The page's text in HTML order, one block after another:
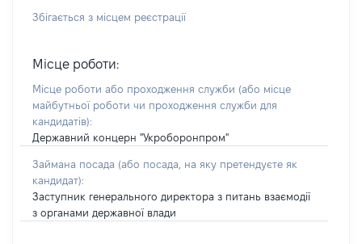
Збігається з місцем реєстрації
Місце роботи:
Місце роботи або проходження служби (або місце
майбутньої роботи чи проходження служби для
кандидатів):
Державний концерн "Укроборонпром"
Займана посада (або посада, на яку претендуєте як
кандидат):
Заступник генерального директора з питань взаємодії
з органами державної влади